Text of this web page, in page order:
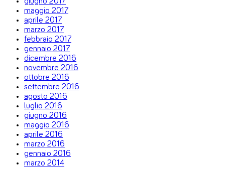
maggio 2017
aprile 2017
marzo 2017
febbraio 2017
gennaio 2017
dicembre 2016
novembre 2016
ottobre 2016
settembre 2016
agosto 2016
luglio 2016
giugno 2016
maggio 2016
aprile 2016
marzo 2016
gennaio 2016
marzo 2014